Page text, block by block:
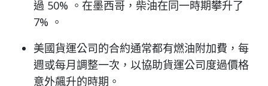
過 50% 。在墨西哥，柴油在同一時期攀升了
7% 。
美國貨運公司的合約通常都有燃油附加費，每
週或每月調整一次，以協助貨運公司度過價格
意外飆升的時期。